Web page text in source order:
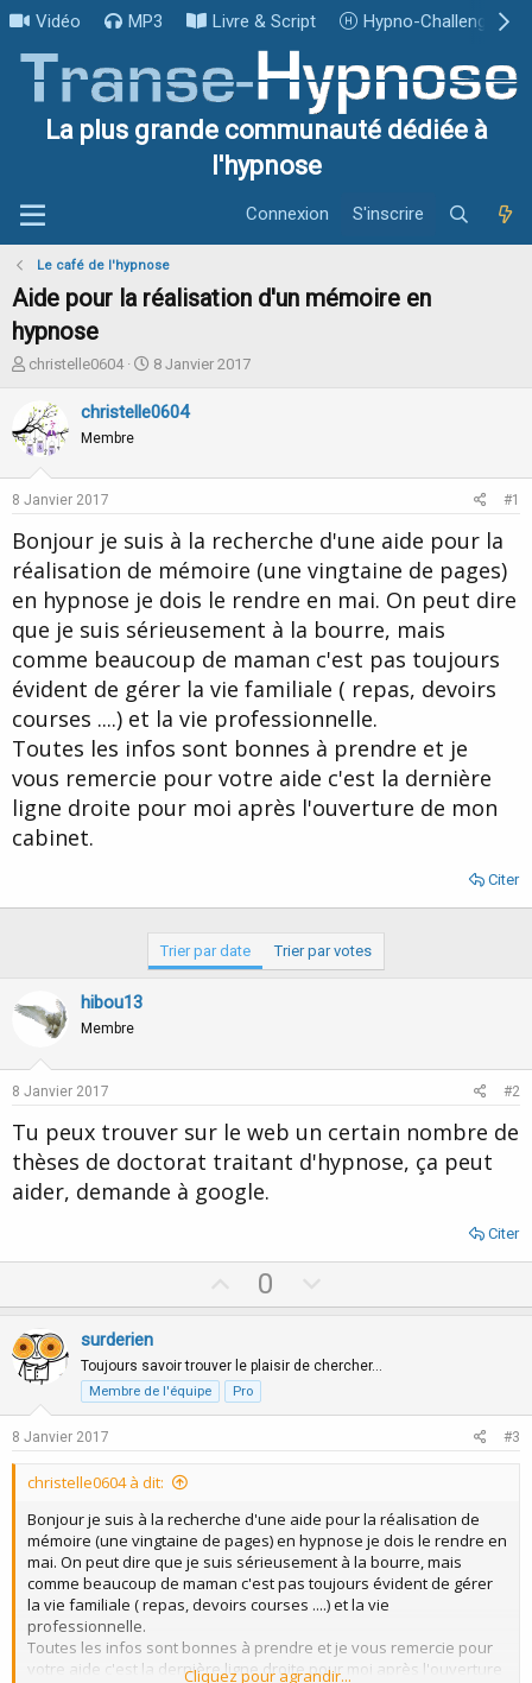
Vidéo MP3 Livre & Script Hypno-Challenge
La plus grande communauté dédiée à
l'hypnose
Connexion S'inscrire
Le café de l'hypnose
Aide pour la réalisation d'un mémoire en
hypnose
I
t
i
t
u
d
e
a
d
c
u
s
i
o
christelle0604
D
t
b
8 Janvier 2017
christelle0604
Membre
8 Janvier 2017 #1
Bonjour je suis à la recherche d'une aide pour la
réalisation de mémoire (une vingtaine de pages)
en hypnose je dois le rendre en mai. On peut dire
que je suis sérieusement à la bourre, mais
comme beaucoup de maman c'est pas toujours
évident de gérer la vie familiale ( repas, devoirs
courses ....) et la vie professionnelle.
Toutes les infos sont bonnes à prendre et je
vous remercie pour votre aide c'est la dernière
ligne droite pour moi après l'ouverture de mon
cabinet.
Citer
Trier par date Trier par votes
hibou13
Membre
8 Janvier 2017 #2
Tu peux trouver sur le web un certain nombre de
thèses de doctorat traitant d'hypnose, ça peut
aider, demande à google.
Citer
p
o
t
e
0
o
n
o
surderien
Toujours savoir trouver le plaisir de chercher…
Membre de l'équipe Pro
8 Janvier 2017 #3
christelle0604 à dit:
Bonjour je suis à la recherche d'une aide pour la réalisation de
mémoire (une vingtaine de pages) en hypnose je dois le rendre en
mai. On peut dire que je suis sérieusement à la bourre, mais
comme beaucoup de maman c'est pas toujours évident de gérer
la vie familiale ( repas, devoirs courses ....) et la vie
professionnelle.
Toutes les infos sont bonnes à prendre et je vous remercie pour
votre aide c'est la dernière ligne droite pour moi après l'ouverture
Cliquez pour agrandir...